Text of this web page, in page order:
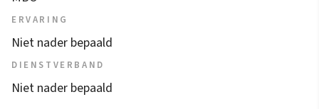
ERVARING
Niet nader bepaald
DIENSTVERBAND
Niet nader bepaald